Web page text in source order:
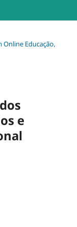
Online Educação,
e